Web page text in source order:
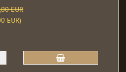
EUR
EUR)